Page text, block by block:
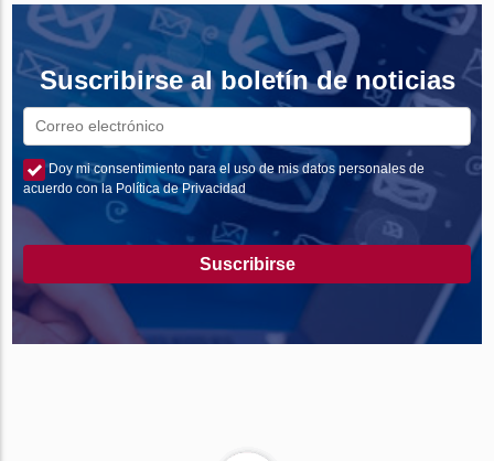
Suscribirse al boletín de noticias
Doy mi consentimiento para el uso de mis datos personales de
acuerdo con la Política de Privacidad
Suscribirse